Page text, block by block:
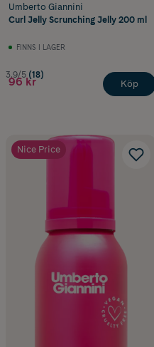
Umberto Giannini
Curl Jelly Scrunching Jelly 200 ml
FINNS I LAGER
3.9/5 (18)
96 kr Köp
Nice Price